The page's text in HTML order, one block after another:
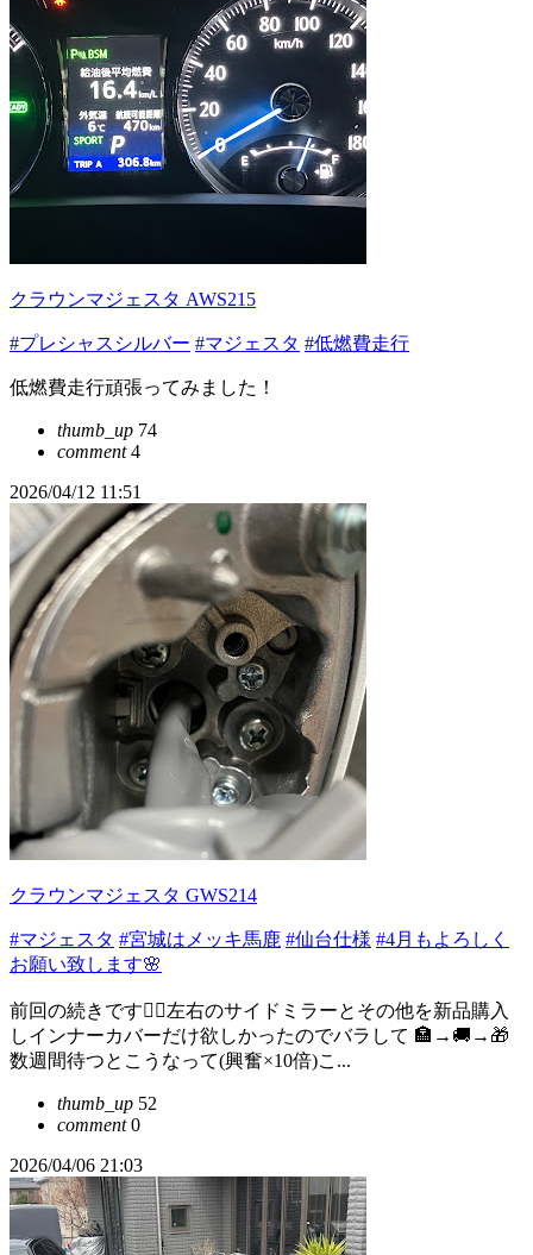
クラウンマジェスタ AWS215
#プレシャスシルバー #マジェスタ #低燃費走行
低燃費走行頑張ってみました！
thumb_up 74
comment4
2026/04/12 11:51
クラウンマジェスタ GWS214
#マジェスタ #宮城はメッキ馬鹿 #仙台仕様 #4月もよろしく
お願い致します🌸
前回の続きです👮‍♂️左右のサイドミラーとその他を新品購入
しインナーカバーだけ欲しかったのでバラして 🏣→🚚→🎁
数週間待つとこうなって(興奮×10倍)こ...
thumb_up 52
comment0
2026/04/06 21:03